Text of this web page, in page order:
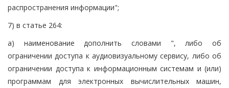
распространения информации";
7) в статье 264:
а) наименование дополнить словами ", либо об
ограничении доступа к аудиовизуальному сервису, либо об
ограничении доступа к информационным системам и (или)
программам для электронных вычислительных машин,